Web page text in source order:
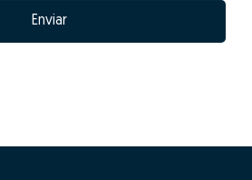
Enviar